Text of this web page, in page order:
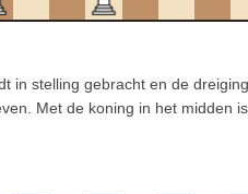
in stelling gebracht en de
Met de koning in het midden